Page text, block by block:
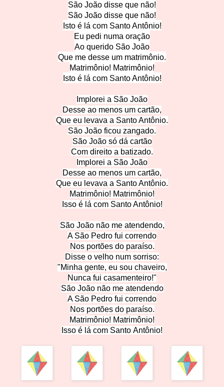
São João disse que não!
São João disse que não!
Isto é lá com SantoAntônio!
Eu pedi numa oração
Ao querido São João
Que me desse um matrimônio.
Matrimônio! Matrimônio!
Isto é lá com Santo Antônio!
Implorei a São João
Desse ao menos um cartão,
Que eu levava a Santo Antônio.
São João ficou zangado.
São João só dá cartão
Com direito a batizado.
Implorei a São João
Desse ao menos um cartão,
Que eu levava a SantoAntônio.
Matrimônio! Matrimônio!
Isso é lá com SantoAntônio!
São João não me atendendo,
A São Pedro fui correndo
Nos portões do paraíso.
Disse o velho num sorriso:
"Minha gente, eu sou chaveiro,
Nunca fui casamenteiro!"
São João não me atendendo
A São Pedro fui correndo
Nos portões do paraíso.
Matrimônio! Matrimônio!
Isso é lá com Santo Antônio!